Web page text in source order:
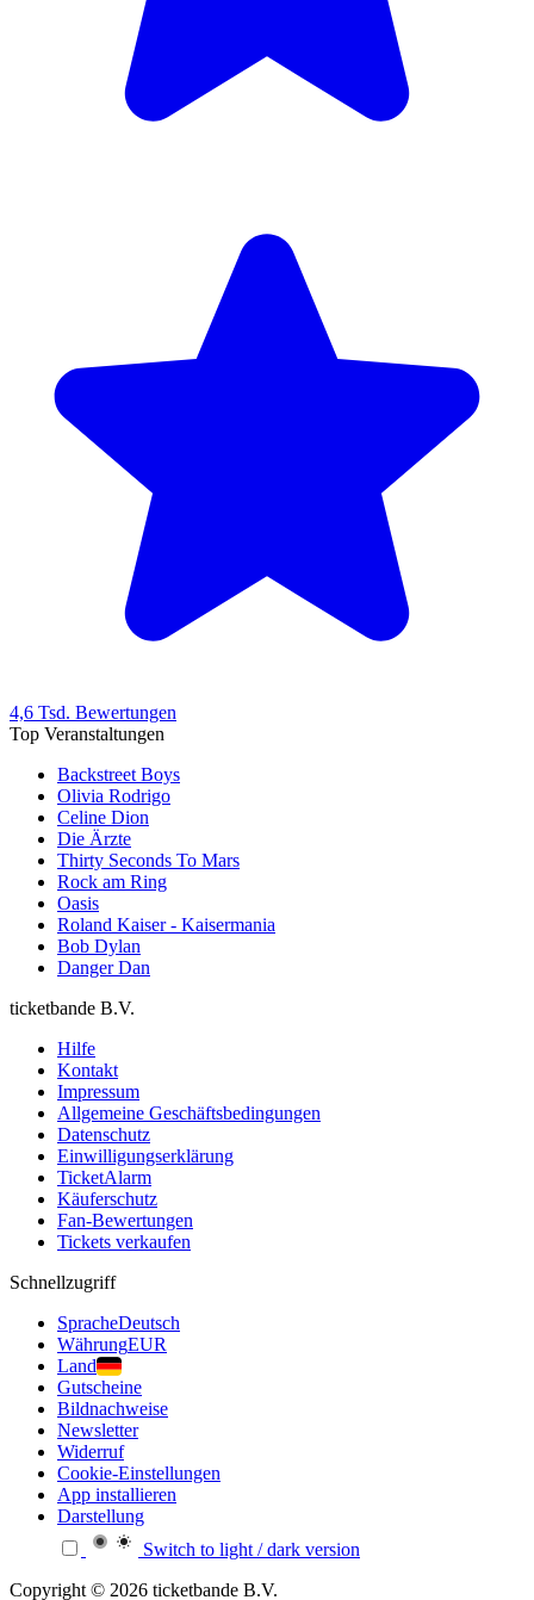
4,6 Tsd. Bewertungen
Top Veranstaltungen
Backstreet Boys
Olivia Rodrigo
Celine Dion
Die Ärzte
Thirty Seconds To Mars
Rock am Ring
Oasis
Roland Kaiser - Kaisermania
Bob Dylan
Danger Dan
ticketbande B.V.
Hilfe
Kontakt
Impressum
Allgemeine Geschäftsbedingungen
Datenschutz
Einwilligungserklärung
TicketAlarm
Käuferschutz
Fan-Bewertungen
Tickets verkaufen
Schnellzugriff
SpracheDeutsch
WährungEUR
Land
Gutscheine
Bildnachweise
Newsletter
Widerruf
Cookie-Einstellungen
App installieren
Darstellung
Switch to light / dark version
Copyright © 2026 ticketbande B.V.